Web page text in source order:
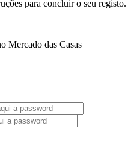
para concluir o seu registo.
Mercado das Casas